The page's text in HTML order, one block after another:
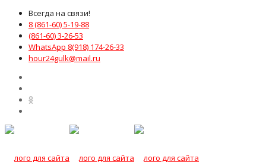
Всегда на связи!
8 (861-60) 5-19-88
(861-60) 3-26-53
WhatsApp 8(918) 174-26-33
hour24gulk@mail.ru